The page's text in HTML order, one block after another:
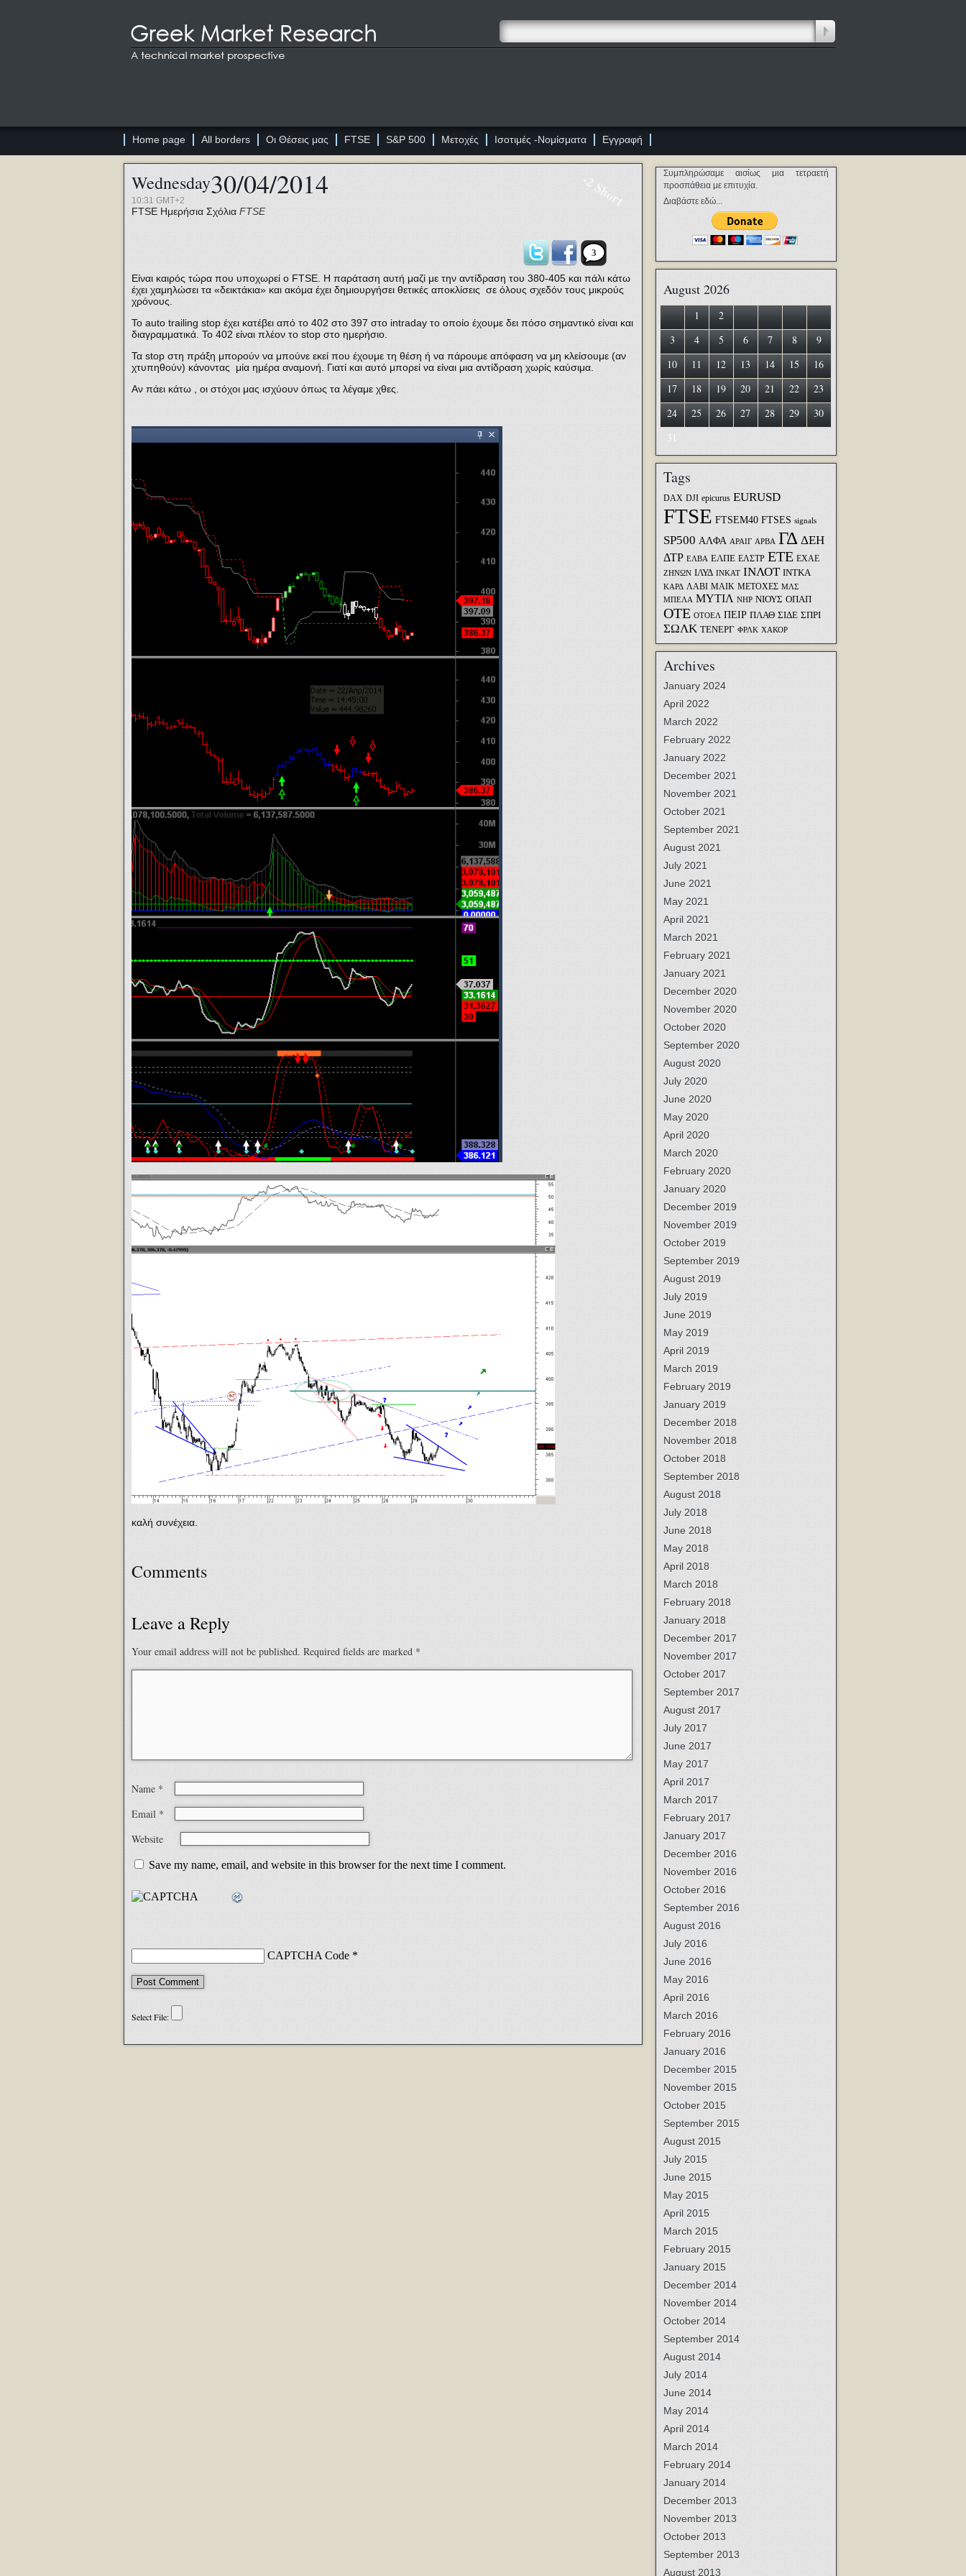
Home page All borders Οι Θέσεις μας FTSE S&P 500 Μετοχές Ισοτιμές -Νομίσματα Εγγραφή
Wednesday30/04/2014
10:31 GMT+2
FTSE Ημερήσια Σχόλια FTSE
-2 Short
3
Είναι καιρός τώρα που υποχωρεί ο FTSE. Η παράταση αυτή μαζί με την αντίδραση του 380-405 και πάλι κάτω
έχει χαμηλώσει τα «δεικτάκια» και ακόμα έχει δημιουργήσει θετικές αποκλίσεις σε όλους σχεδόν τους μικρούς
χρόνους.
Το auto trailing stop έχει κατέβει από το 402 στο 397 στο intraday το οποίο έχουμε δει πόσο σημαντικό είναι και
διαγραμματικά. Το 402 είναι πλέον το stop στο ημερήσιο.
Τα stop στη πράξη μπορούν να μπούνε εκεί που έχουμε τη θέση ή να πάρουμε απόφαση να μη κλείσουμε (αν
χτυπηθούν) κάνοντας μία ημέρα αναμονή. Γιατί και αυτό μπορεί να είναι μια αντίδραση χωρίς καύσιμα.
Αν πάει κάτω , οι στόχοι μας ισχύουν όπως τα λέγαμε χθες.
καλή συνέχεια.
Comments
Leave a Reply
Your email address will not be published. Required fields are marked *
Name *
Email *
Website
Save my name, email, and website in this browser for the next time I comment.
CAPTCHA Code *
Συμπληρώσαμε αισίως μια τετραετή
προσπάθεια με επιτυχία.
Διαβάστε εδώ...
August 2026
1
2
3
4 5 6 7 8
9
10
11 12 13 14 15
16
17
18 19 20 21 22
23
24
25 26 27 28 29
30
31
Tags
DAX DJI epicurus EURUSD
FTSE FTSEM40 FTSES signals
SP500 ΑΛΦΑ ΑΡΑΙΓ ΑΡΒΑ ΓΔ ΔΕΗ
ΔΤΡ ΕΛΒΑ ΕΛΠΕ ΕΛΣΤΡ ΕΤΕ ΕΧΑΕ
ΖΗΝΩΝ ΙΛΥΔ ΙΝΚΑΤ ΙΝΛΟΤ ΙΝΤΚΑ
ΚΑΡΔ ΛΑΒΙ ΜΑΙΚ ΜΕΤΟΧΕΣ ΜΛΣ
ΜΠΕΛΑ ΜΥΤΙΛ ΝΗΡ ΝΙΟΥΣ ΟΠΑΠ
ΟΤΕ ΟΤΟΕΛ ΠΕΙΡ ΠΛΑΘ ΣΙΔΕ ΣΠΡΙ
ΣΩΛΚ ΤΕΝΕΡΓ ΦΡΛΚ ΧΑΚΟΡ
Archives
January 2024
April 2022
March 2022
February 2022
January 2022
December 2021
November 2021
October 2021
September 2021
August 2021
July 2021
June 2021
May 2021
April 2021
March 2021
February 2021
January 2021
December 2020
November 2020
October 2020
September 2020
August 2020
July 2020
June 2020
May 2020
April 2020
March 2020
February 2020
January 2020
December 2019
November 2019
October 2019
September 2019
August 2019
July 2019
June 2019
May 2019
April 2019
March 2019
February 2019
January 2019
December 2018
November 2018
October 2018
September 2018
August 2018
July 2018
June 2018
May 2018
April 2018
March 2018
February 2018
January 2018
December 2017
November 2017
October 2017
September 2017
August 2017
July 2017
June 2017
May 2017
April 2017
March 2017
February 2017
January 2017
December 2016
November 2016
October 2016
September 2016
August 2016
July 2016
June 2016
May 2016
April 2016
March 2016
February 2016
January 2016
December 2015
November 2015
October 2015
September 2015
August 2015
July 2015
June 2015
May 2015
April 2015
March 2015
February 2015
January 2015
December 2014
November 2014
October 2014
September 2014
August 2014
July 2014
June 2014
May 2014
April 2014
March 2014
February 2014
January 2014
December 2013
November 2013
October 2013
September 2013
August 2013